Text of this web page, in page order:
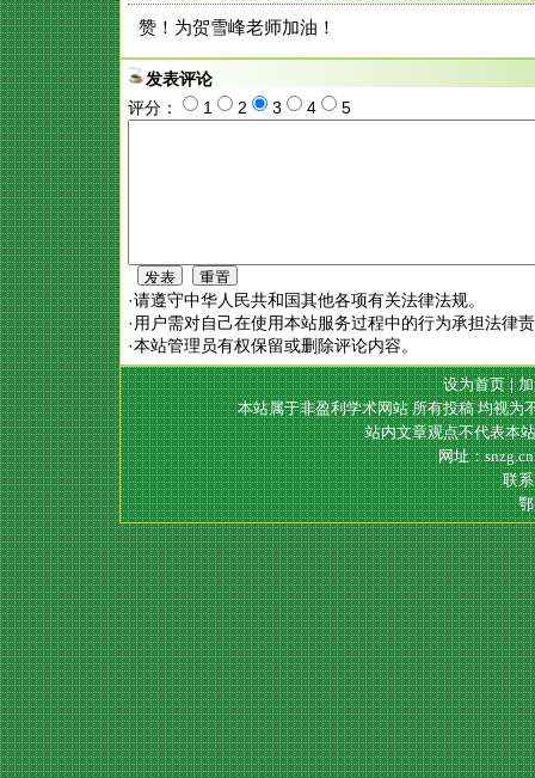
赞！为贺雪峰老师加油！
发表评论
评分：
1 2 3 4 5
·请遵守中华人民共和国其他各项有关法律法规。
·用户需对自己在使用本站服务过程中的行为承担法律
·本站管理员有权保留或删除评论内容。
设为首页|
本站属于非盈利学术网站 所有投稿 均视为
站内文章观点不代表本
网址：
联